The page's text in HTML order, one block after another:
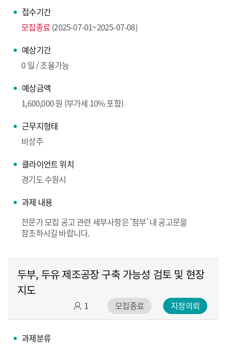
접수기간
모집종료(2025-07-01~2025-07-08)
예상기간
0 일 / 조율가능
예상금액
1,600,000 원 (부가세 10% 포함)
근무지형태
비상주
클라이언트 위치
경기도 수원시
과제 내용
전문가 모집 공고 관련 세부사항은 '첨부' 내 공고문을
참조하시길 바랍니다.
두부, 두유 제조공장 구축 가능성 검토 및 현장
지도
1 모집종료 지정의뢰
과제분류